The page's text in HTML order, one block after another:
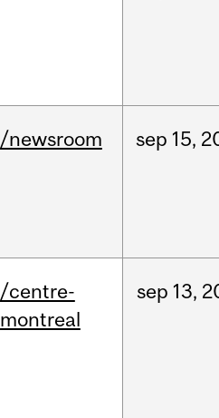
/newsroom sep 15,
/centre-
montreal
sep 13,